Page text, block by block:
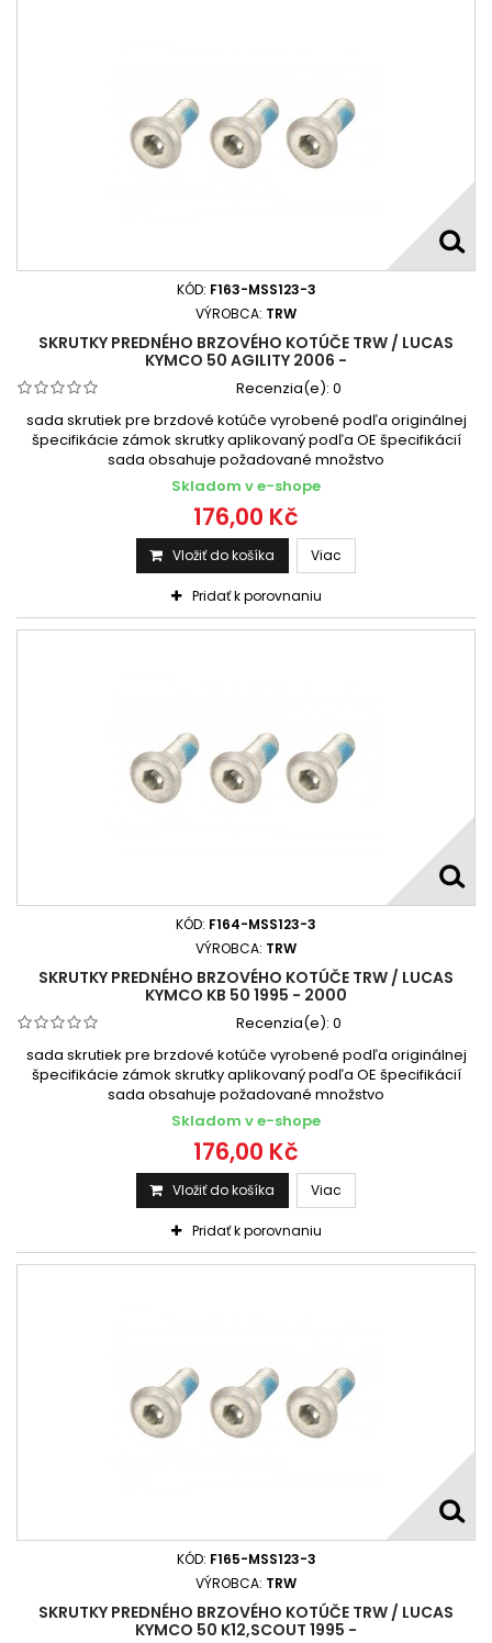
KÓD: F163-MSS123-3
VÝROBCA: TRW
SKRUTKY PREDNÉHO BRZOVÉHO KOTÚČE TRW / LUCAS
KYMCO 50 AGILITY 2006 -
Recenzia(e): 0
sada skrutiek pre brzdové kotúče vyrobené podľa originálnej
špecifikácie zámok skrutky aplikovaný podľa OE špecifikácií
sada obsahuje požadované množstvo
Skladom v e-shope
176,00 Kč
Vložiť do košíka Viac
Pridať k porovnaniu
KÓD: F164-MSS123-3
VÝROBCA: TRW
SKRUTKY PREDNÉHO BRZOVÉHO KOTÚČE TRW / LUCAS
KYMCO KB 50 1995 - 2000
Recenzia(e): 0
sada skrutiek pre brzdové kotúče vyrobené podľa originálnej
špecifikácie zámok skrutky aplikovaný podľa OE špecifikácií
sada obsahuje požadované množstvo
Skladom v e-shope
176,00 Kč
Vložiť do košíka Viac
Pridať k porovnaniu
KÓD: F165-MSS123-3
VÝROBCA: TRW
SKRUTKY PREDNÉHO BRZOVÉHO KOTÚČE TRW / LUCAS
KYMCO 50 K12,SCOUT 1995 -